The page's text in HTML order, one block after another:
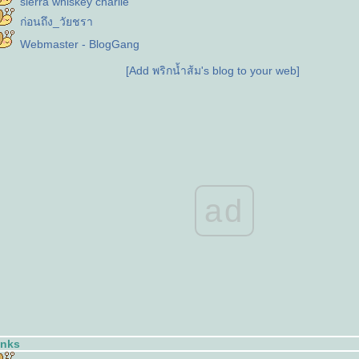
ก่อนถึง_วัยชรา
Webmaster - BlogGang
[Add พริกน้ำส้ม's blog to your web]
ad